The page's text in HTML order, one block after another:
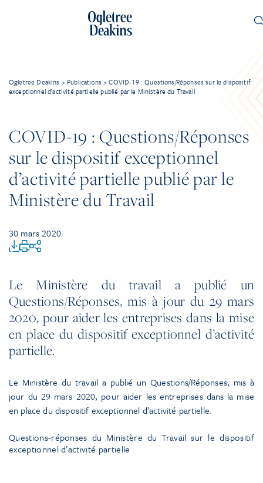
Ogletree Deakins > Publications >COVID-19 : Questions/Réponses sur le dispositif
exceptionnel d’activité partielle publié par le Ministère du Travail
COVID-19 : Questions/Réponses
sur le dispositif exceptionnel
d’activité partielle publié par le
Ministère du Travail
30 mars 2020
Le Ministère du travail a publié un
Questions/Réponses, mis à jour du 29 mars
2020, pour aider les entreprises dans la mise
en place du dispositif exceptionnel d’activité
partielle.
Le Ministère du travail a publié un Questions/Réponses, mis à
jour du 29 mars 2020, pour aider les entreprises dans la mise
en place du dispositif exceptionnel d’activité partielle.
Questions-réponses du Ministère du Travail sur le dispositif
exceptionnel d’activité partielle